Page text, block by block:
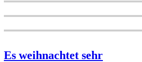
Es weihnachtet sehr